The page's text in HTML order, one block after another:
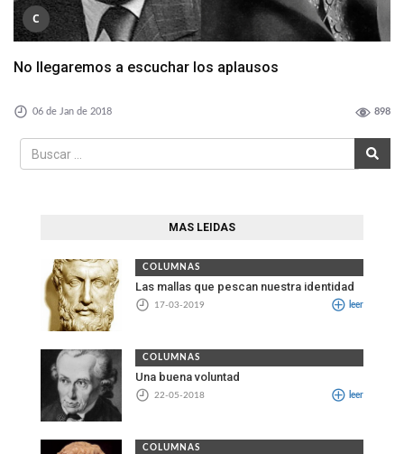
C
No llegaremos a escuchar los aplausos
06 de Jan de 2018 898
MAS LEIDAS
COLUMNAS
Las mallas que pescan nuestra identidad
17-03-2019 leer
COLUMNAS
Una buena voluntad
22-05-2018 leer
COLUMNAS